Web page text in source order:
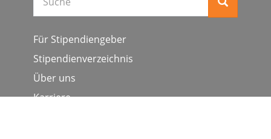
Suche
Für Stipendiengeber
Stipendienverzeichnis
Über uns
Karriere